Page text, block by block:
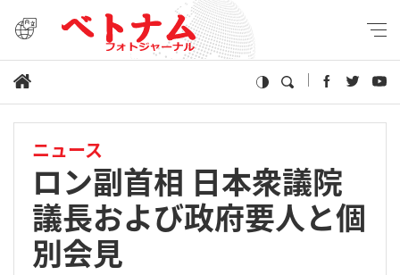
ニュース
ロン副首相 日本衆議院
議長および政府要人と個
別会見